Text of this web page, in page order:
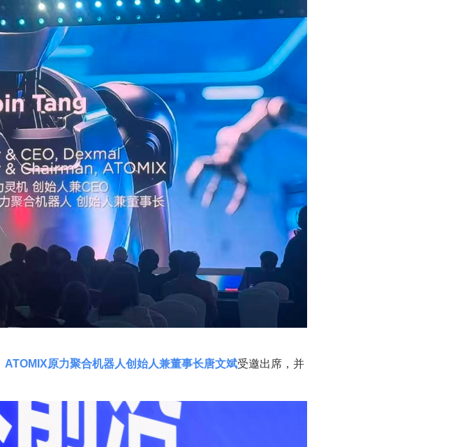
ATOMIX原力聚合机器人创始人兼董事长唐文斌受邀出席，并